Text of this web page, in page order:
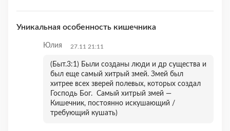
Уникальная особенность кишечника
Юлия 27.11 21:11
(Быт.3:1) Были созданы люди и др существа и
был еще самый хитрый змей. Змей был
хитрее всех зверей полевых, которых создал
Господь Бог. Самый хитрый змей —
Кишечник, постоянно искушающий /
требующий кушать)